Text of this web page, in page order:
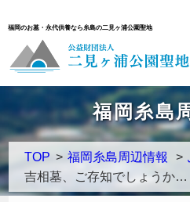
福岡のお墓・永代供養なら糸島の二見ヶ浦公園聖地
福岡糸島
TOP > 福岡糸島周辺情報 >
吉相墓、ご存知でしょうか…